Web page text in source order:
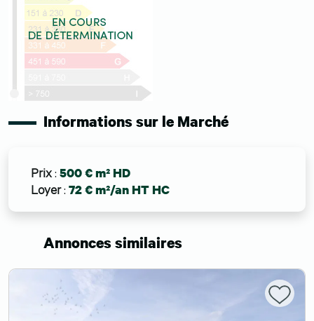
Informations sur le Marché
Prix: 500 € m² HD
Loyer: 72 € m²/an HT HC
Annonces similaires